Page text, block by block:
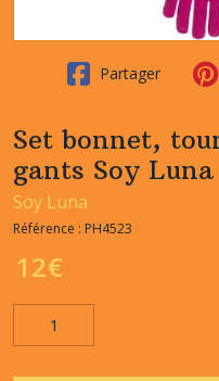
Partager
Set bonnet,
gants Soy Luna
Soy Luna
Référence : PH4523
12€